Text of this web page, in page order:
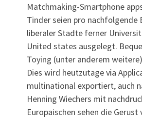
Matchmaking-Smartphone
Tinder seien pro nachfolgende
liberaler Stadte ferner
United states ausgelegt.
Toying (unter anderem
Dies wird heutzutage via
multinational exportiert, auch
Henning Wiechers mit
Europaischen sehen die